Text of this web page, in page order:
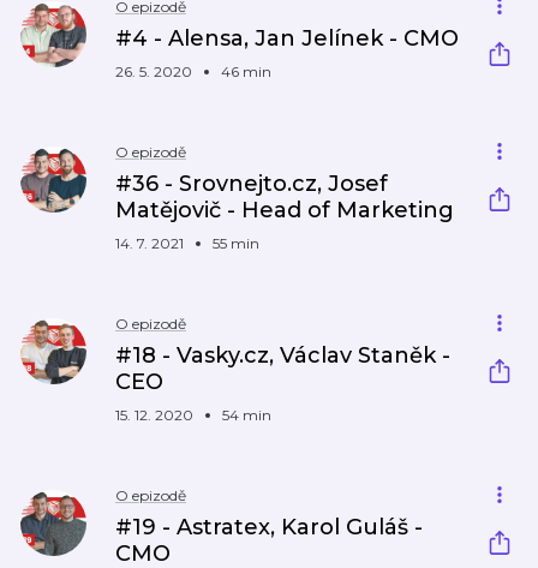
O epizodě
#4 - Alensa, Jan Jelínek - CMO
26. 5. 2020 46 min
O epizodě
#36 - Srovnejto.cz, Josef
Matějovič - Head of Marketing
14. 7. 2021 55 min
O epizodě
#18 - Vasky.cz, Václav Staněk -
CEO
15. 12. 2020 54 min
O epizodě
#19 - Astratex, Karol Guláš -
CMO